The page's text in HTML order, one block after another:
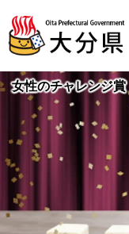
ジ
先
頭
。
ュ
を
飛
て
本
女性のチャレンジ賞